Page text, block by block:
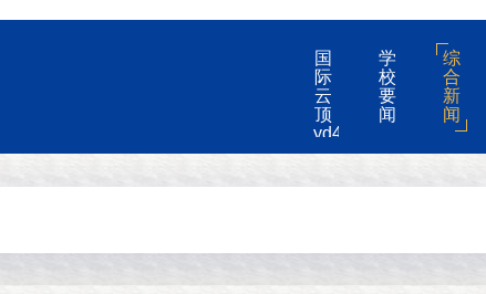
国
际
云
顶
yd4008-
云
国
戏
学
校
要
闻
综
合
新
闻